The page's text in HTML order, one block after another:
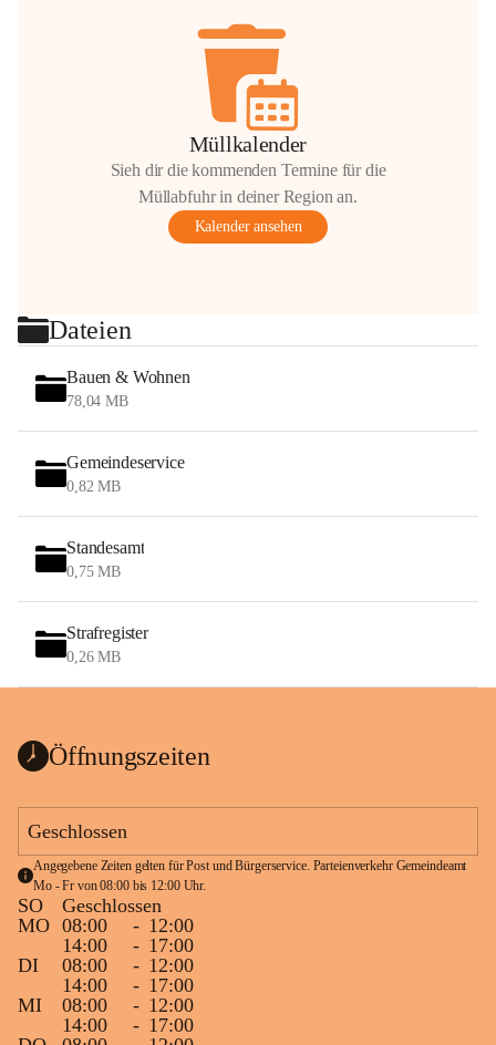
Müllkalender
Sieh dir die kommenden Termine für die
Müllabfuhr in deiner Region an.
Kalender ansehen
Dateien
Bauen & Wohnen
78,04 MB
Gemeindeservice
0,82 MB
Standesamt
0,75 MB
Strafregister
0,26 MB
Öffnungszeiten
Geschlossen
Angegebene Zeiten gelten für Post und Bürgerservice. Parteienverkehr Gemeindeamt
Mo - Fr von 08:00 bis 12:00 Uhr.
SO
Geschlossen
MO 08:00 - 12:00
14:00
- 17:00
DI
08:00 - 12:00
14:00
- 17:00
MI
08:00 - 12:00
14:00
- 17:00